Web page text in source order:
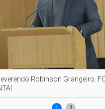
Robinson Grangeiro.